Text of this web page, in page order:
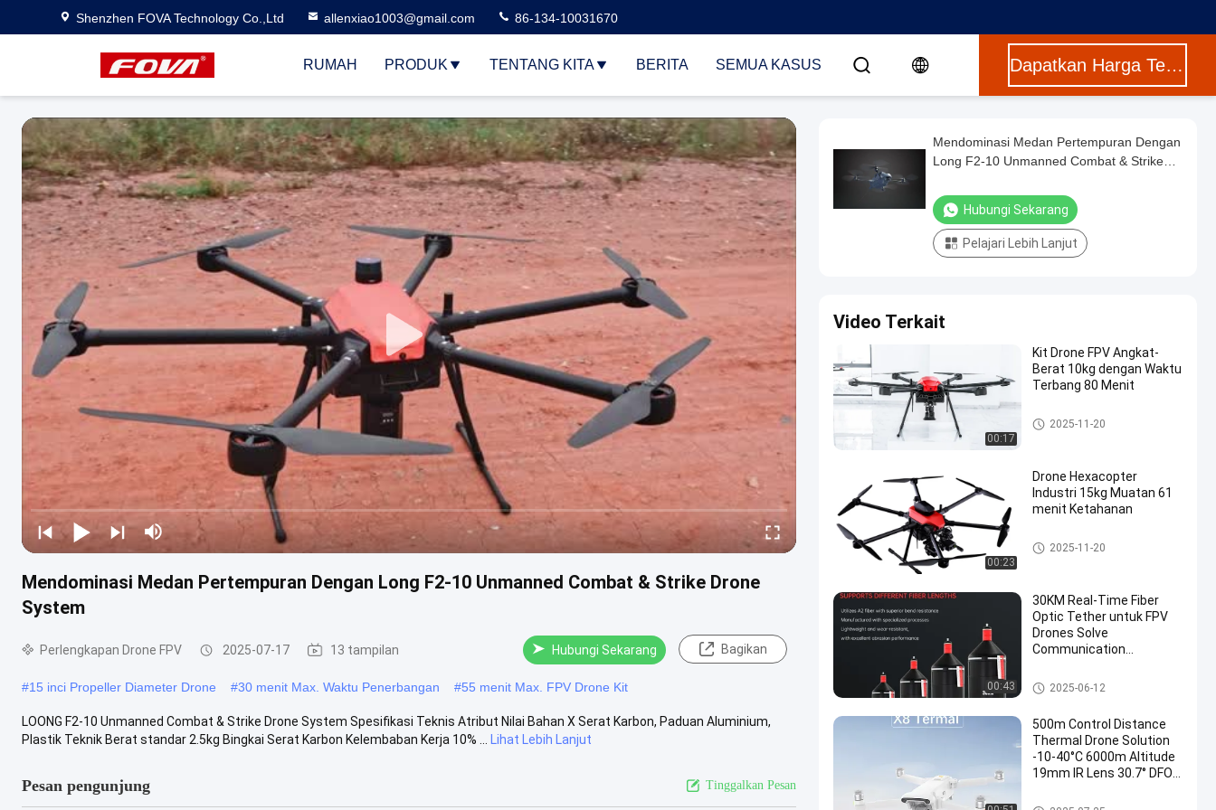
Shenzhen FOVA Technology Co.,Ltd allenxiao1003@gmail.com 86-134-10031670
RUMAH PRODUK TENTANG KITA BERITA SEMUA KASUS Dapatkan Harga Terbaik
Mendominasi Medan Pertempuran Dengan Long F2-10 Unmanned Combat & Strike Drone
System
Perlengkapan Drone FPV 2025-07-17 13 tampilan Hubungi Sekarang Bagikan
#15 inci Propeller Diameter Drone #30 menit Max. Waktu Penerbangan #55 menit Max. FPV Drone Kit
LOONG F2-10 Unmanned Combat & Strike Drone System Spesifikasi Teknis Atribut Nilai Bahan X Serat Karbon, Paduan Aluminium,
Plastik Teknik Berat standar 2.5kg Bingkai Serat Karbon Kelembaban Kerja 10% ...
Lihat Lebih Lanjut
Pesan pengunjung Tinggalkan Pesan
Mendominasi Medan Pertempuran Dengan
Long F2-10 Unmanned Combat & Strike
Hubungi Sekarang
Pelajari Lebih Lanjut
Video Terkait
00:17
Kit Drone FPV Angkat-
Berat 10kg dengan Waktu
Terbang 80 Menit
Perlengkapan Drone FPV
2025-11-20
00:23
Drone Hexacopter
Industri 15kg Muatan 61
menit Ketahanan
Perlengkapan Drone FPV
2025-11-20
00:43
30KM Real-Time Fiber
Optic Tether untuk FPV
Drones Solve
Communication
Militer/Industri
Perlengkapan Drone FPV
2025-06-12
500m Control Distance
Thermal Drone Solution
-10-40°C 6000m Altitude
19mm IR Lens 30.7° DFOV
5m-∞ Fokus
Perlengkapan Drone FPV